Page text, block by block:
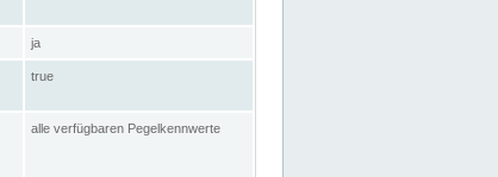
ja
true
alle verfügbaren Pegelkennwerte